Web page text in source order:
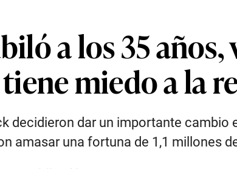
a los 35 años,
miedo a la
decidieron dar un importante cambio
amasar una fortuna de 1,1 millones